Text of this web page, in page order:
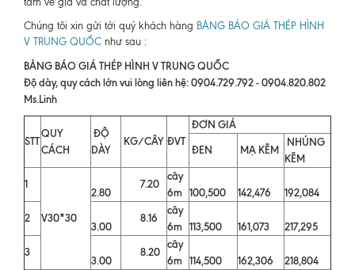
Chúng tôi xin gửi tới quý khách hàng BẢNG BÁO GIÁ THÉP HÌNH
V TRUNG QUỐC như sau :
BẢNG BÁO GIÁ THÉP HÌNH V TRUNG QUỐC
Độ dày, quy cách lớn vui lòng liên hệ: 0904.729.792 - 0904.820.802
Ms.Linh
STT
QUY
CÁCH
ĐỘ
DÀY
KG/CÂY ĐVT
ĐƠN GIÁ
ĐEN
MẠ KẼM
NHÚNG
KẼM
1
V30*30
2.80
7.20
cây
6m
100,500 142,476
192,084
2
3.00
8.16
cây
6m
113,500 161,073
217,295
3
3.00
8.20
cây
6m
114,500 162,306
218,804